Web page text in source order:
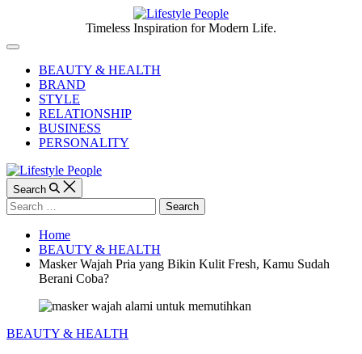
content
People
Timeless Inspiration for Modern Life.
Off
CanvasBEAUTY & HEALTH
BRAND
STYLE
RELATIONSHIP
BUSINESS
PERSONALITY
Search
Search
for:
Home
BEAUTY & HEALTH
Masker Wajah Pria yang Bikin Kulit Fresh, Kamu Sudah
Berani Coba?
Categories
BEAUTY & HEALTH